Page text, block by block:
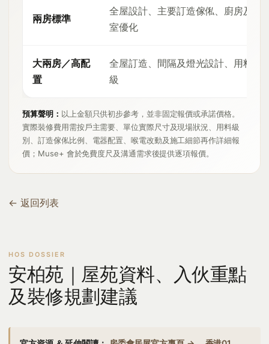
兩房標準
全屋設計、主要訂造傢俬、廚房及浴
室優化
大兩房／高配
置
全屋訂造、間隔及燈光設計、用料升
級
預算聲明： 以上金額只供初步參考，並非固定報價或承諾價格。
實際裝修費用需按戶主需要、單位實際尺寸及現場狀況、用料級
別、訂造傢俬比例、電器配置、喉電改動及施工細節再作詳細報
價；Muse+ 會於免費度尺及溝通需求後提供逐項報價。
← 返回列表
安柏苑｜屋苑資料、入伙重點
及裝修規劃建議